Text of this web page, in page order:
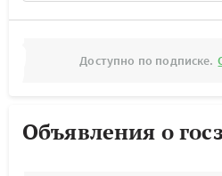
Доступно по подписке.
Объявления о